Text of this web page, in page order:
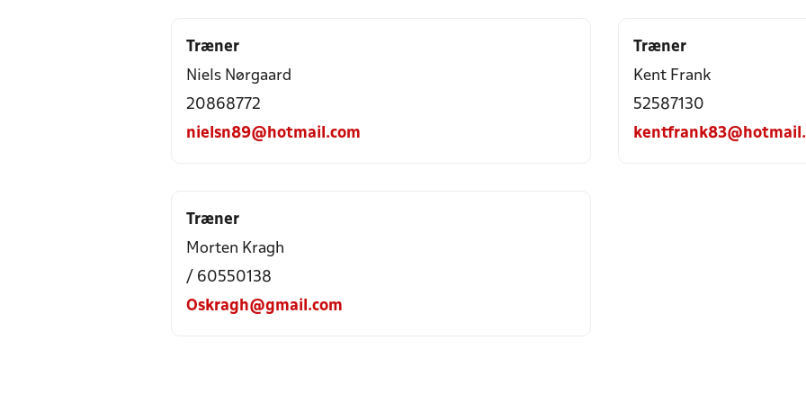
Træner
Niels Nørgaard
20868772
nielsn89@hotmail.com
Træner
Kent Frank
52587130
Træner
Morten Kragh
/ 60550138
Oskragh@gmail.com